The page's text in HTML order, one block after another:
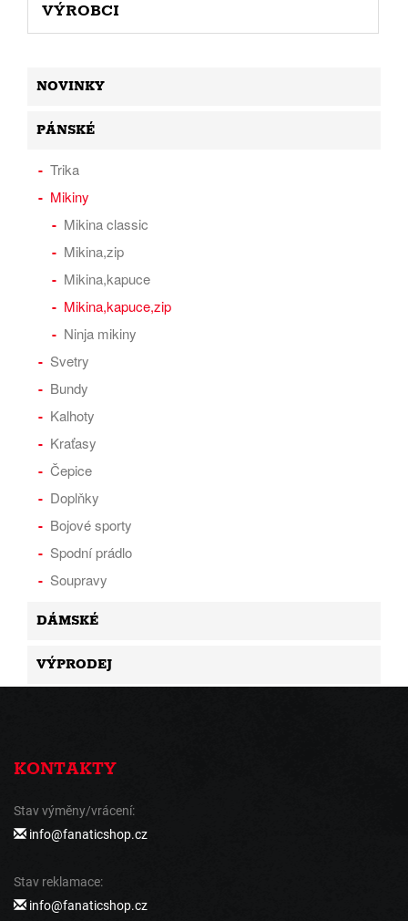
VÝROBCI
NOVINKY
PÁNSKÉ
Trika
Mikiny
Mikina classic
Mikina,zip
Mikina,kapuce
Mikina,kapuce,zip
Ninja mikiny
Svetry
Bundy
Kalhoty
Kraťasy
Čepice
Doplňky
Bojové sporty
Spodní prádlo
Soupravy
DÁMSKÉ
VÝPRODEJ
KONTAKTY
Stav výměny/vrácení:
info@fanaticshop.cz
Stav reklamace:
info@fanaticshop.cz